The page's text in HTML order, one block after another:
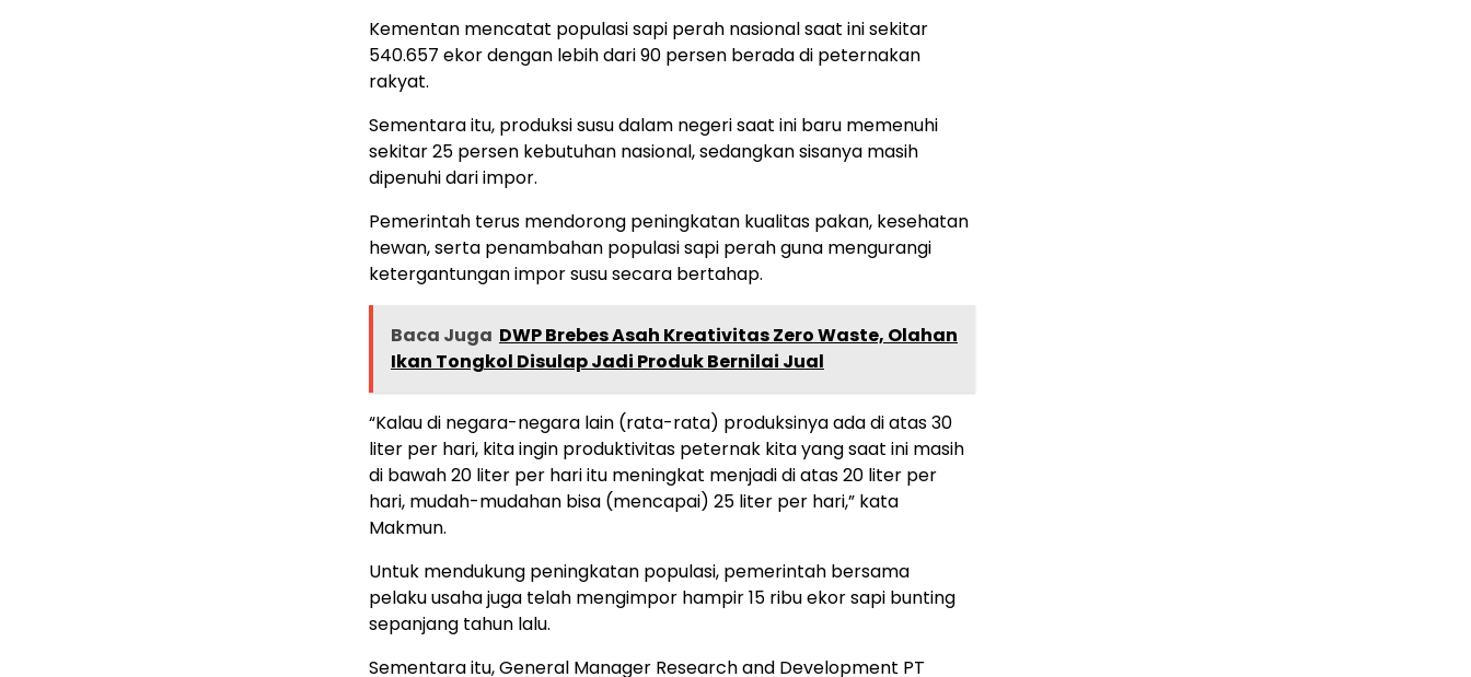
Kementan mencatat populasi sapi perah nasional saat ini sekitar
540.657 ekor dengan lebih dari 90 persen berada di peternakan
rakyat.
Sementara itu, produksi susu dalam negeri saat ini baru memenuhi
sekitar 25 persen kebutuhan nasional, sedangkan sisanya masih
dipenuhi dari impor.
Pemerintah terus mendorong peningkatan kualitas pakan, kesehatan
hewan, serta penambahan populasi sapi perah guna mengurangi
ketergantungan impor susu secara bertahap.
Baca Juga DWP Brebes Asah Kreativitas Zero Waste, Olahan
Ikan Tongkol Disulap Jadi Produk Bernilai Jual
“Kalau di negara-negara lain (rata-rata) produksinya ada di atas 30
liter per hari, kita ingin produktivitas peternak kita yang saat ini masih
di bawah 20 liter per hari itu meningkat menjadi di atas 20 liter per
hari, mudah-mudahan bisa (mencapai) 25 liter per hari,” kata
Makmun.
Untuk mendukung peningkatan populasi, pemerintah bersama
pelaku usaha juga telah mengimpor hampir 15 ribu ekor sapi bunting
sepanjang tahun lalu.
Sementara itu, General Manager Research and Development PT